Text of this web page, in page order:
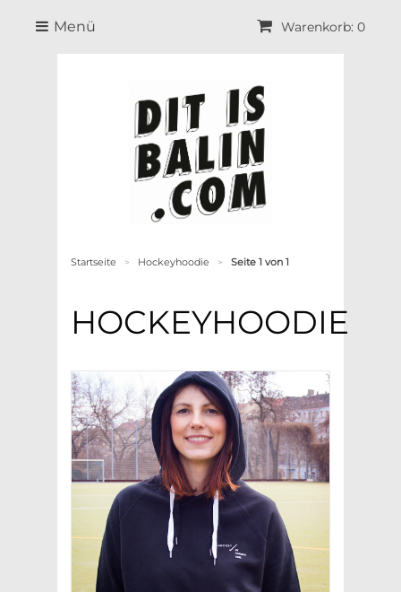
Warenkorb: 0
Menü
Startseite > Hockeyhoodie > Seite 1 von 1
HOCKEYHOODIE